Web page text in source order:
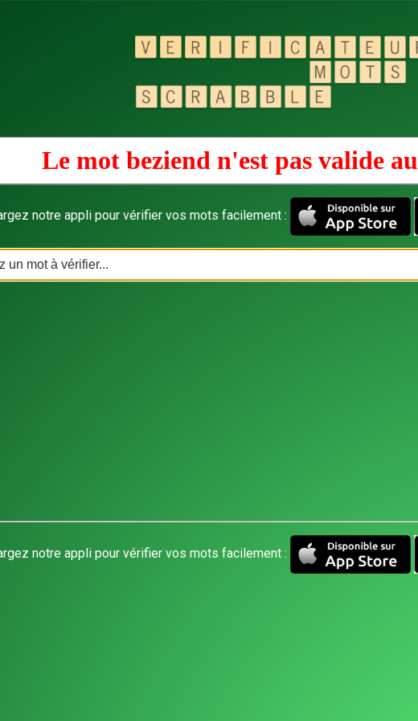
Le mot beziend n'est pas valide au
notre appli pour vérifier vos mots facilement :
notre appli pour vérifier vos mots facilement :